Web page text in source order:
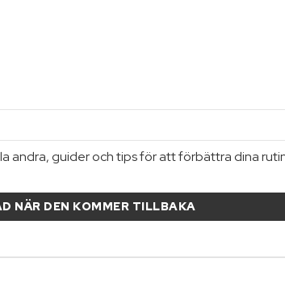
guider och tips för att förbättra dina
NÄR DEN KOMMER TILLBAKA